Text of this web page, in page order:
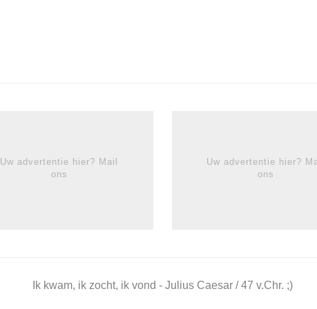
Uw advertentie hier? Mail
ons
Uw advertentie hier?
ons
Ik kwam, ik zocht, ik vond - Julius Caesar / 47 v.Chr. ;)